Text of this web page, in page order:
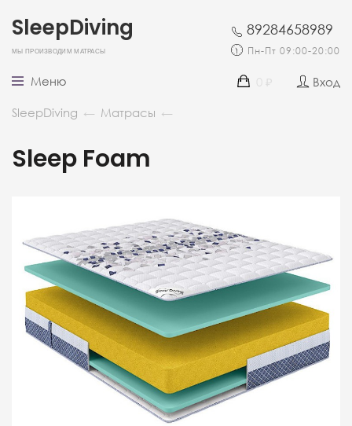
SleepDiving
Мы производим матрасы
89284658989
Пн-Пт 09:00-20:00
Меню
Вход
SleepDiving ← Матрасы ←
Sleep Foam